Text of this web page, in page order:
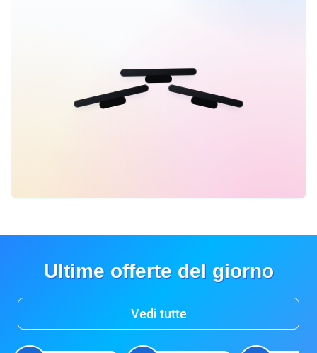
Ultime offerte del giorno
Vedi tutte